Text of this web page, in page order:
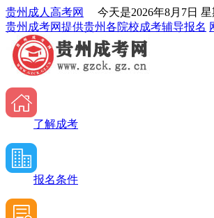
贵州成人高考网 今天是2026年8月7日
贵州成考网提供贵州各院校成考辅导报名
了解成考
报名条件